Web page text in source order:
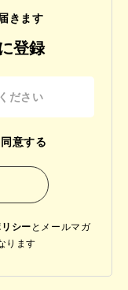
きます
登録
意する
シー と メールマガ
ります